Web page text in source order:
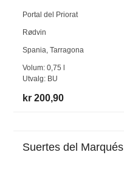
Portal del Priorat
Rødvin
Spania,Tarragona
Volum:0,75
Utvalg: BU
kr 200,90
Suertes del